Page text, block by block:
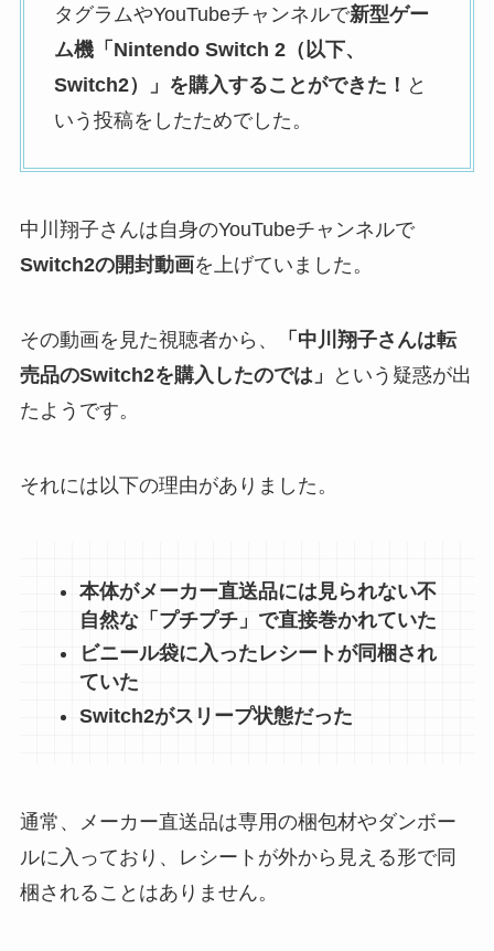
タグラムやYouTubeチャンネルで新型ゲー
ム機「Nintendo Switch 2（以下、
Switch2）」を購入することができた！ と
いう投稿をしたためでした。
中川翔子さんは自身のYouTubeチャンネルで
Switch2の開封動画を上げていました。
その動画を見た視聴者から、
「中川翔子さんは転
売品のSwitch2を購入したのでは」
という疑惑が出
たようです。
それには以下の理由がありました。
本体がメーカー直送品には見られない不
自然な「プチプチ」で直接巻かれていた
ビニール袋に入ったレシートが同梱され
ていた
Switch2がスリープ状態だった
通常、メーカー直送品は専用の梱包材やダンボー
ルに入っており、レシートが外から見える形で同
梱されることはありません。